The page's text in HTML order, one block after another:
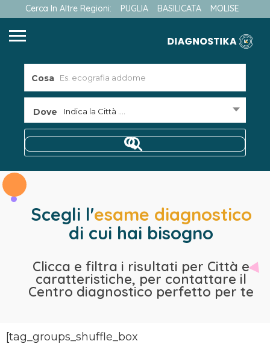
Cerca In Altre Regioni: PUGLIA BASILICATA MOLISE
Cosa
Dove Indica la Città ....
Scegli l'esame diagnostico
di cui hai bisogno
Clicca e filtra i risultati per Città e
caratteristiche, per contattare il
Centro diagnostico perfetto per te
[tag_groups_shuffle_box